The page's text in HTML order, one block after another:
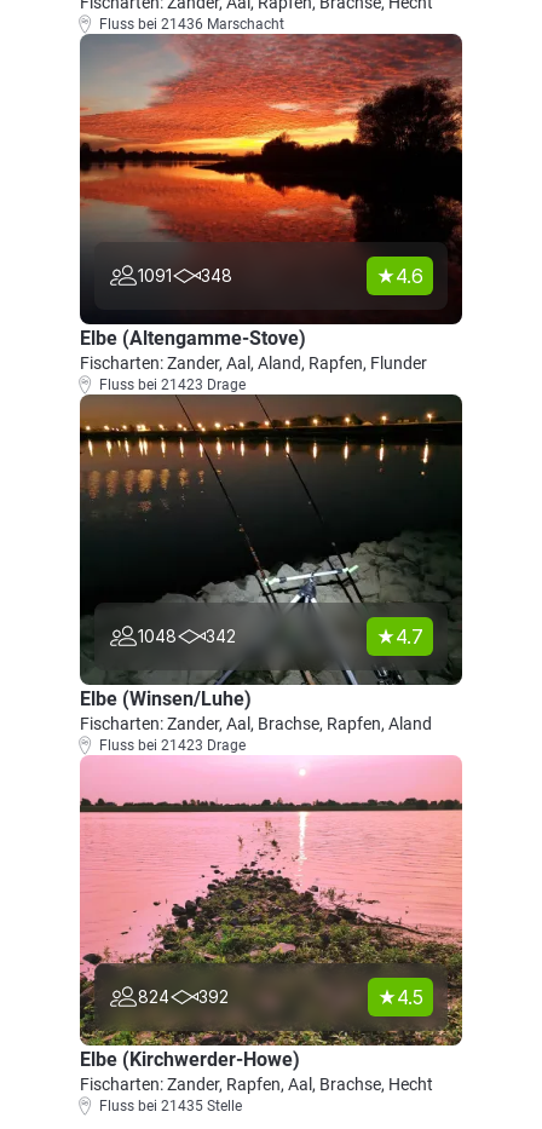
Fluss bei 21436 Marschacht
1091 348 4.6
Elbe (Altengamme-Stove)
Fischarten: Zander, Aal, Aland, Rapfen, Flunder
Fluss bei 21423 Drage
1048 342 4.7
Elbe (Winsen/Luhe)
Fischarten: Zander, Aal, Brachse, Rapfen, Aland
Fluss bei 21423 Drage
824 392 4.5
Elbe (Kirchwerder-Howe)
Fischarten: Zander, Rapfen, Aal, Brachse, Hecht
Fluss bei 21435 Stelle